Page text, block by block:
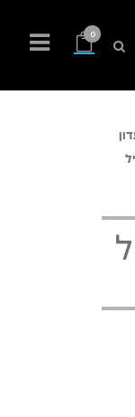
0
מועדון